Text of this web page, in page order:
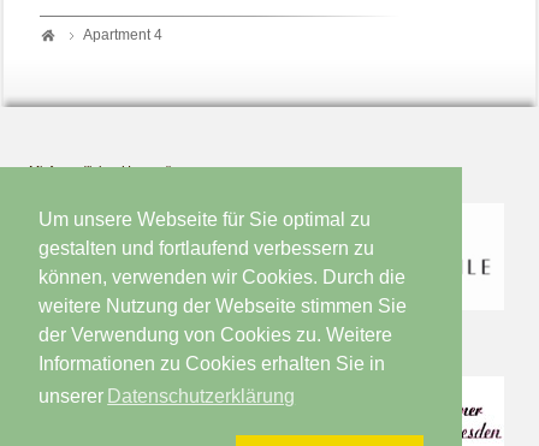
Um unsere Webseite für Sie optimal zu
gestalten und fortlaufend verbessern zu
können, verwenden wir Cookies. Durch die
weitere Nutzung der Webseite stimmen Sie
der Verwendung von Cookies zu. Weitere
Informationen zu Cookies erhalten Sie in
unserer Datenschutzerklärung
Apartment 4
Mit freundlicher Unterstützung von